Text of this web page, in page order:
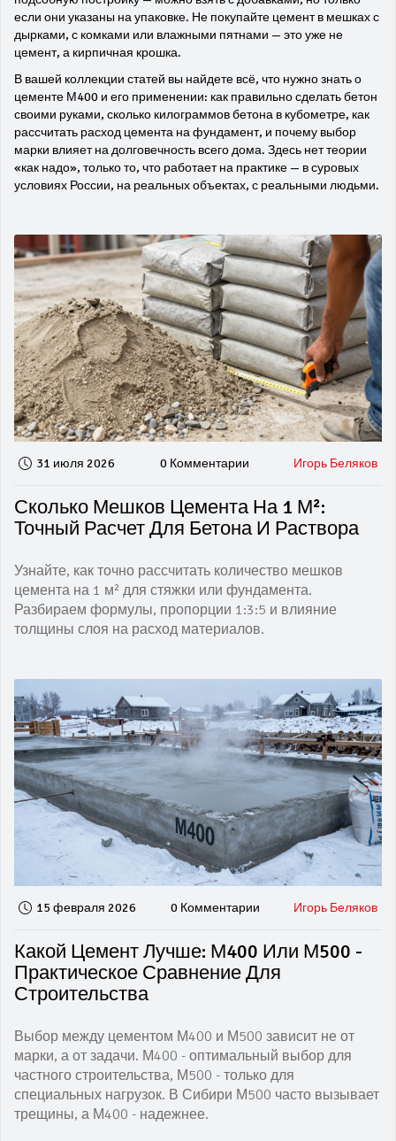
если они указаны на упаковке. Не покупайте цемент в мешках с
дырками, с комками или влажными пятнами — это уже не
цемент, а кирпичная крошка.
В вашей коллекции статей вы найдете всё, что нужно знать о
цементе М400 и его применении: как правильно сделать бетон
своими руками, сколько килограммов бетона в кубометре, как
рассчитать расход цемента на фундамент, и почему выбор
марки влияет на долговечность всего дома. Здесь нет теории
«как надо», только то, что работает на практике — в суровых
условиях России, на реальных объектах, с реальными людьми.
31 июля 2026 0 Комментарии Игорь Беляков
Сколько Мешков Цемента На 1 М²:
Точный Расчет Для Бетона И Раствора
Узнайте, как точно рассчитать количество мешков
цемента на 1 м² для стяжки или фундамента.
Разбираем формулы, пропорции 1:3:5 и влияние
толщины слоя на расход материалов.
15 февраля 2026 0 Комментарии Игорь Беляков
Какой Цемент Лучше: М400 Или М500 -
Практическое Сравнение Для
Строительства
Выбор между цементом М400 и М500 зависит не от
марки, а от задачи. М400 - оптимальный выбор для
частного строительства, М500 - только для
специальных нагрузок. В Сибири М500 часто вызывает
трещины, а М400 - надежнее.